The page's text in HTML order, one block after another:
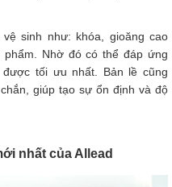
sinh như: khóa, gioăng cao
Nhờ đó có thể đáp ứng
tối ưu nhất. Bản lề cũng
giúp tạo sự ổn định và độ
nhất của Allead